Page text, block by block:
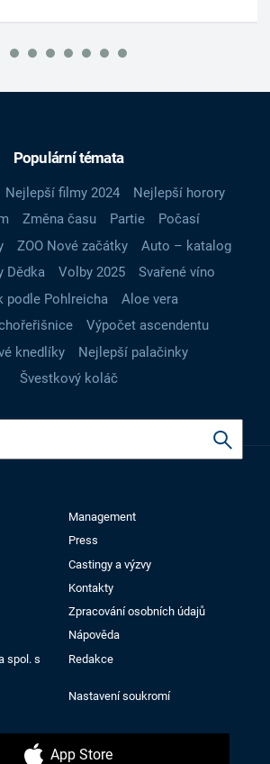
Populární témata
Nejlepší filmy 2024
Nejlepší horory
Změna času Partie
Počasí
ZOO Nové začátky
Auto – katalog
Dědka
Volby 2025
Svařené víno
podle Pohlreicha
Aloe vera
Výpočet ascendentu
knedlíky
Nejlepší palačinky
Švestkový koláč
Management
Press
Castingy a výzvy
Kontakty
Zpracování osobních údajů
Nápověda
spol. s
Redakce
Nastavení soukromí
App Store